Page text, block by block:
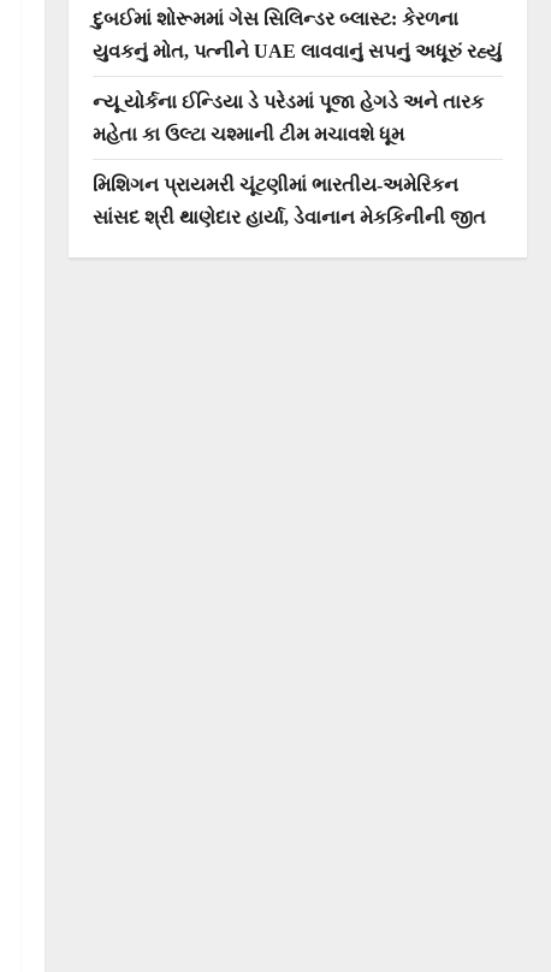
દુબઈમાં શોરૂમમાં ગેસ સિલિન્ડર બ્લાસ્ટ: કેરળના
યુવકનું મોત, પત્નીને UAE લાવવાનું સપનું અધૂરું રહ્યું
ન્યૂ યોર્કના ઈન્ડિયા ડે પરેડમાં પૂજા હેગડે અને તારક
મહેતા કા ઉલ્ટા ચશ્માની ટીમ મચાવશે ધૂમ
મિશિગન પ્રાયમરી ચૂંટણીમાં ભારતીય-અમેરિકન
સાંસદ શ્રી થાણેદાર હાર્યા, ડેવાનાન મેકકિનીની જીત